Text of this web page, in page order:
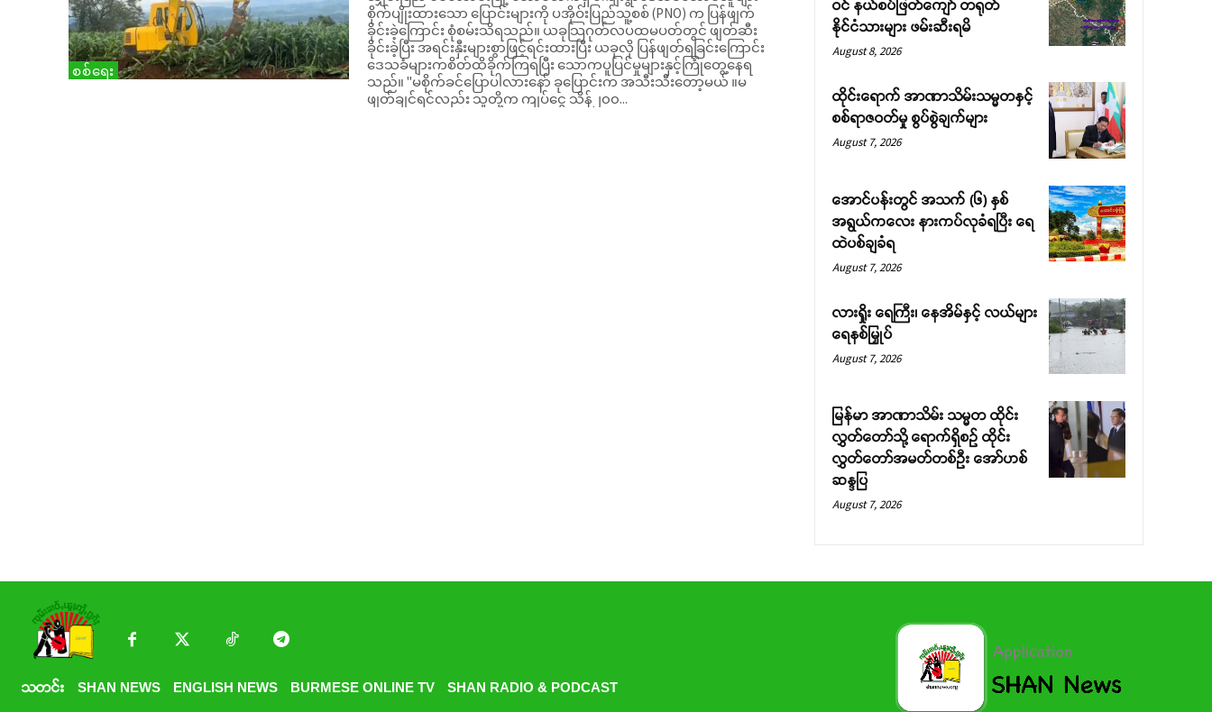
စစ်ရေး
စိုက်ပျိုးထားသော ပြောင်းများကို ပအိုဝ်းပြည်သူ့စစ် (PNO) က ပြန်ဖျက်
ခိုင်းခဲ့ကြောင်း စုံစမ်းသိရသည်။ ယခုသြဂုတ်လပထမပတ်တွင် ဖျတ်ဆီး
ခိုင်းခဲ့ပြီး အရင်းနှီးများစွာဖြင့်ရင်းထားပြီး ယခုလို ပြန်ဖျတ်ရခြင်းကြောင်း
ဒေသခံများကစိတ်ထိခိုက်ကြရပြီး သောကပူပြင်မှုများနှင့်ကြုံတွေ့နေရ
သည်။ "မစိုက်ခင်ပြောပါလားနော် ခုပြောင်းက အသီးသီးတော့မယ် ။မ
ဖျတ်ချင်ရင်လည်း သူတို့က ကျပ်ငွေ သိန်၂၀၀...
ဝင် နယ်စပ်ဖြတ်ကျော် တရုတ်
နိုင်ငံသားများ ဖမ်းဆီးရမိ
August 8, 2026
ထိုင်းရောက် အာဏာသိမ်းသမ္မတနှင့်
စစ်ရာဇဝတ်မှု စွပ်စွဲချက်များ
August 7, 2026
အောင်ပန်းတွင် အသက် (၆) နှစ်
အရွယ်ကလေး နားကပ်လုခံရပြီး ရေ
ထဲပစ်ချခံရ
August 7, 2026
လားရှိုး ရေကြီး၊ နေအိမ်နှင့် လယ်များ
ရေနစ်မြှုပ်
August 7, 2026
မြန်မာ အာဏာသိမ်း သမ္မတ ထိုင်း
လွှတ်တော်သို့ ရောက်ရှိစဉ် ထိုင်း
လွှတ်တော်အမတ်တစ်ဦး အော်ဟစ်
ဆန္ဒပြ
August 7, 2026
သတင်း SHAN NEWS ENGLISH NEWS BURMESE ONLINE TV SHAN RADIO & PODCAST